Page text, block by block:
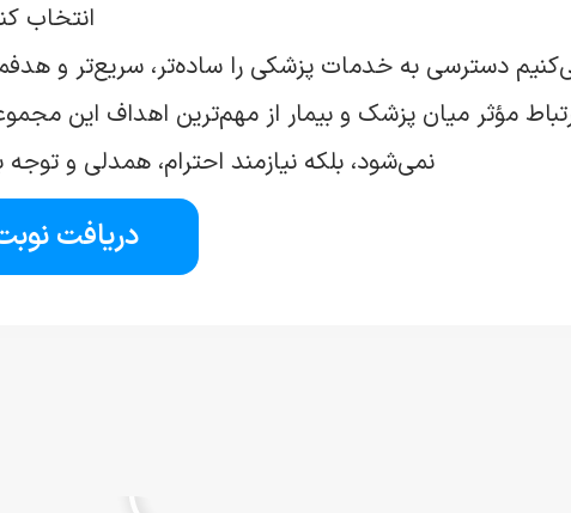
انتخاب
دسترسی به خدمات پزشکی را ساده‌تر، سریع‌تر و
ارتباط مؤثر میان پزشک و بیمار از مهم‌ترین اهداف این
نمی‌شود، بلکه نیازمند احترام، همدلی و
دریافت